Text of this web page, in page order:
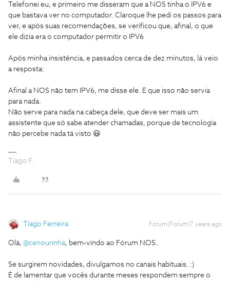
Telefonei eu, e primeiro me disseram que a NOS tinha o IPV6 e
que bastava ver no computador. Claroque lhe pedi os passos para
ver, e após suas recomendações, se verificou que, afinal, o que
ele dizia era o computador permitir o IPV6
Após minha insistência, e passados cerca de dez minutos, lá veio
a resposta:
Afinal a NOS não tem IPV6, me disse ele. E que isso não servia
para nada.
Não serve para nada na cabeça dele, que deve ser mais um
assistente que só sabe atender chamadas, porque de tecnologia
não percebe nada tá visto 😃
Tiago F.
Tiago Ferreira Forum|Forum|7 years ago
Olá, @cenourinha, bem-vindo ao Fórum NOS.
Se surgirem novidades, divulgamos no canais habituais. :)
É de lamentar que vocês durante meses respondem sempre o